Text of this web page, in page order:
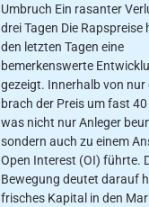
Umbruch Ein rasanter
drei Tagen Die Rapspreise
den letzten Tagen eine
bemerkenswerte
gezeigt. Innerhalb von nur
brach der Preis um fast
was nicht nur Anleger
sondern auch zu einem
Open Interest (OI) führte.
Bewegung deutet darauf
frisches Kapital in den